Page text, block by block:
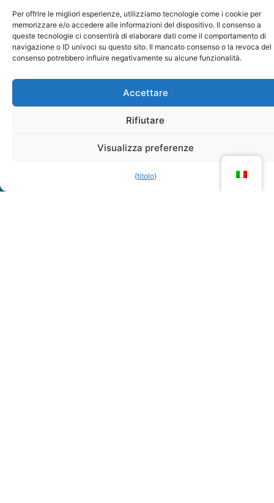
Per offrire le migliori esperienze, utilizziamo tecnologie come i cookie per
memorizzare e/o accedere alle informazioni del dispositivo. Il consenso a
queste tecnologie ci consentirà di elaborare dati come il comportamento di
navigazione o ID univoci su questo sito. Il mancato consenso o la revoca del
consenso potrebbero influire negativamente su alcune funzionalità.
Accettare
Rifiutare
Visualizza preferenze
{titolo}
Informations
&
Actus